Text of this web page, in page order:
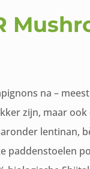
na –
zijn, maar
lentinan,
paddenstoelen